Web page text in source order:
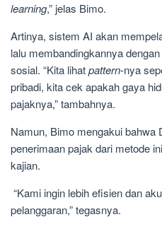
learning,” jelas Bimo.
Artinya, sistem AI akan
lalu membandingkannya
sosial. “Kita lihatpattern-nya
pribadi, kita cek apakah gaya
pajaknya,” tambahnya.
Namun, Bimo mengakui bahwa
penerimaan pajak dari metode
kajian.
“Kami ingin lebih efisien dan
pelanggaran,” tegasnya.